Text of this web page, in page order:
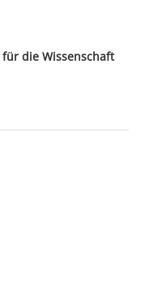
für die Wissenschaft